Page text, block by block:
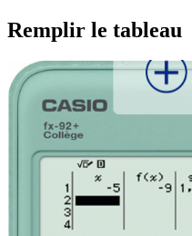
Remplir le tableau